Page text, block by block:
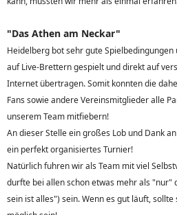
"Das Athen am Neckar"
Heidelberg bot sehr gute
auf Live-Brettern gespielt und direkt auf
Internet übertragen. Somit konnten die
Fans sowie andere Vereinsmitglieder alle
unserem Team mitfiebern!
An dieser Stelle ein großes Lob und Dank
ein perfekt organisiertes Turnier!
Natürlich fuhren wir als Team mit viel
durfte bei allen schon etwas mehr als "nur"
sein ist alles") sein. Wenn es gut läuft, sollte